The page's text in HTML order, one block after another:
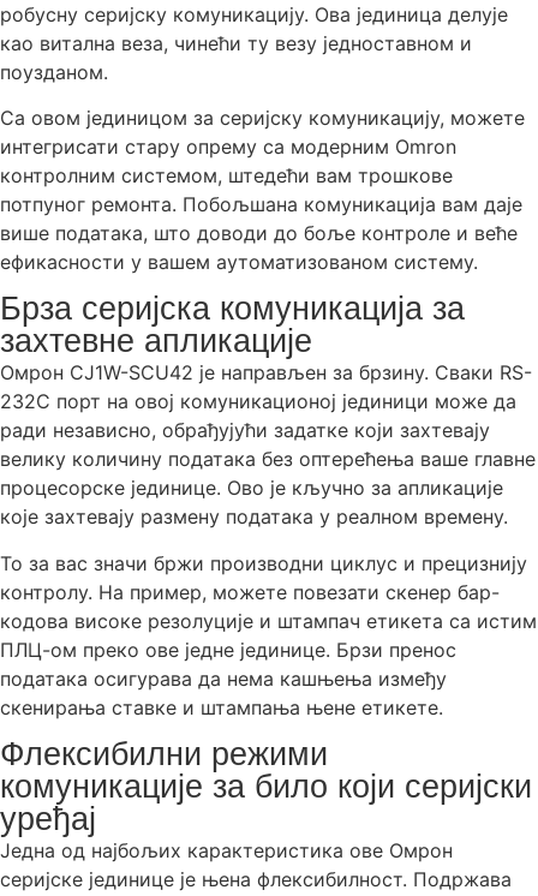
робусну серијску комуникацију. Ова јединица делује
као витална веза, чинећи ту везу једноставном и
поузданом.
Са овом јединицом за серијску комуникацију, можете
интегрисати стару опрему са модерним Omron
контролним системом, штедећи вам трошкове
потпуног ремонта. Побољшана комуникација вам даје
више података, што доводи до боље контроле и веће
ефикасности у вашем аутоматизованом систему.
Брза серијска комуникација за
захтевне апликације
Омрон CJ1W-SCU42 је направљен за брзину. Сваки RS-
232C порт на овој комуникационој јединици може да
ради независно, обрађујући задатке који захтевају
велику количину података без оптерећења ваше главне
процесорске јединице. Ово је кључно за апликације
које захтевају размену података у реалном времену.
То за вас значи бржи производни циклус и прецизнију
контролу. На пример, можете повезати скенер бар-
кодова високе резолуције и штампач етикета са истим
ПЛЦ-ом преко ове једне јединице. Брзи пренос
података осигурава да нема кашњења између
скенирања ставке и штампања њене етикете.
Флексибилни режими
комуникације за било који серијски
уређај
Једна од најбољих карактеристика ове Омрон
серијске јединице је њена флексибилност. Подржава